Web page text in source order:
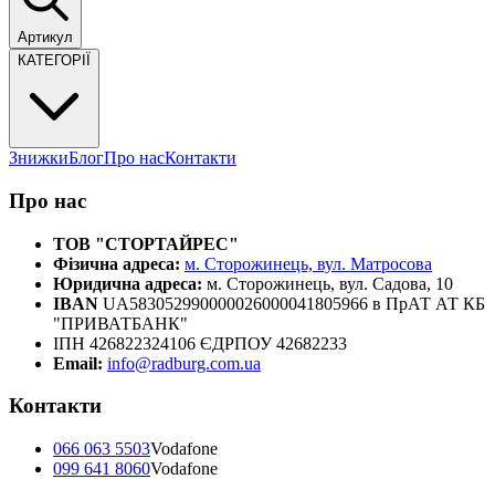
Артикул
КАТЕГОРІЇ
ЗнижкиБлогПро насКонтакти
Про нас
ТОВ "СТОРТАЙРЕС"
Фізична адреса: м. Сторожинець, вул. Матросова
Юридична адреса: м. Сторожинець, вул. Садова, 10
IBAN UA583052990000026000041805966 в ПрАТ АТ КБ
"ПРИВАТБАНК"
ІПН 426822324106 ЄДРПОУ 42682233
Email: info@radburg.com.ua
Контакти
066 063 5503Vodafone
099 641 8060Vodafone